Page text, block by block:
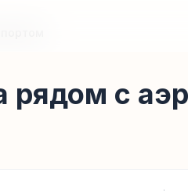
рядом с